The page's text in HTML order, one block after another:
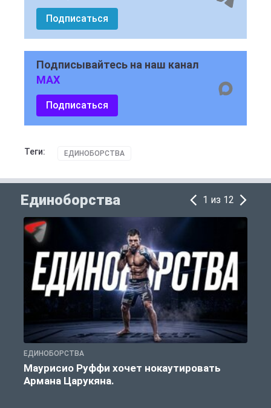
Подписаться
Подписывайтесь на наш канал
MAX
Подписаться
Теги: ЕДИНОБОРСТВА
Единоборства 1 из 12
ЕДИНОБОРСТВА
Маурисио Руффи хочет нокаутировать
Армана Царукяна.